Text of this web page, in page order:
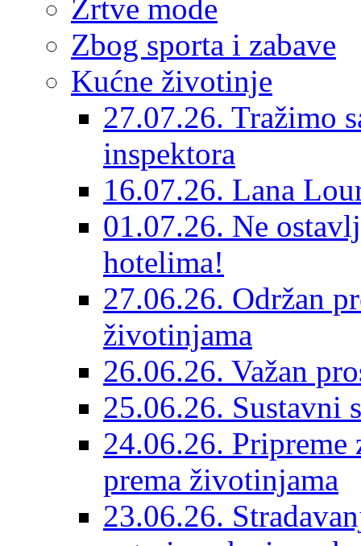
Žrtve mode
Zbog sporta i zabave
Kućne životinje
27.07.26. Tražimo
inspektora
16.07.26. Lana
01.07.26. Ne
hotelima!
27.06.26. Održan
životinjama
26.06.26. Važan
25.06.26. Sustavni
24.06.26.
prema životinjama
23.06.26.